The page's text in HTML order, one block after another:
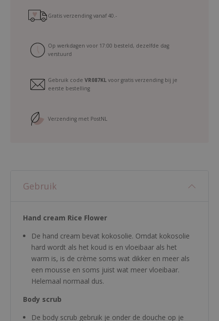
Gratis verzending vanaf40.-
Op werkdagen voor 17:00 besteld, dezelfde dag
verstuurd
Gebruik code VR087KL voor gratis verzending bij je
eerste bestelling
Verzending met PostNL
Gebruik
Hand cream Rice Flower
De hand cream bevat kokosolie. Omdat kokosolie
hard wordt als het koud is en vloeibaar als het
warm is, is de crème soms wat dikker en meer als
een mousse en soms juist wat meer vloeibaar.
Helemaal normaal dus.
Body scrub
De body scrub gebruik je onder de douche op je